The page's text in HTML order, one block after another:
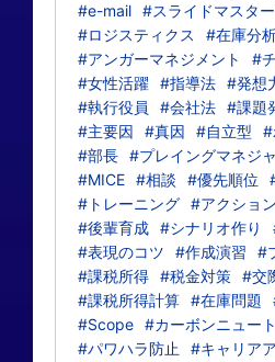
#e-mail #スライドマスター
#ロジスティクス
#在庫分
#アンガーマネジメント
#
#女性活躍 #指導法 #発想
#執行役員
#会社法 #課題
#主要因
#真因 #自立型
#
#部長 #プレイングマネジ
#MICE #相談 #優先順位
#トレーニング #アクション
#後輩育成 #シナリオ作り
#表現のコツ
#作成演習 #
#課税所得 #税金対策 #交
#課税所得計算 #在庫問題
#Scope #カーボンニュー
#パワハラ防止
#キャリア